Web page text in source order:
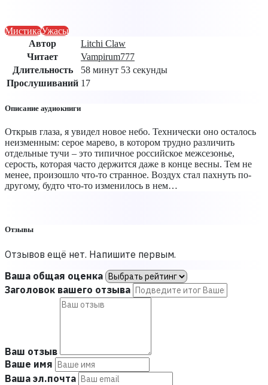
МистикаУжасы
Автор
Litchi Claw
Читает
Vampirum777
Длительность
58 минут 53 секунды
Прослушиваний 17
Описание аудиокниги
Открыв глаза, я увидел новое небо. Технически оно осталось
неизменным: серое марево, в котором трудно различить
отдельные тучи – это типичное российское межсезонье,
серость, которая часто держится даже в конце весны. Тем не
менее, произошло что-то странное. Воздух стал пахнуть по-
другому, будто что-то изменилось в нем…
Отзывы
Отзывов ещё нет. Напишите первым.
Ваша общая оценка
Заголовок вашего отзыва
Ваш отзыв
Ваше имя
Ваша эл.почта